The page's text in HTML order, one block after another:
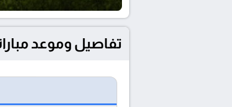
تفاصيل وموعد مباراة